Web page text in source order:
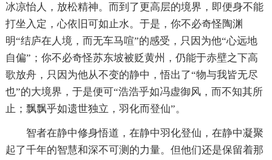
冰凉怡人，放松精神。而到了更高层的境界，即便身不能
打坐入定，心依旧可如止水。于是，你不必奇怪陶渊
明“结庐在人境，而无车马喧”的感受，只因为他“心远地
自偏”；你不必奇怪苏东坡被贬黄州，仍能于赤壁之下高
歌放舟，只因为他从不变的静中，悟出了“物与我皆无尽
也”的大境界，于是便可“浩浩乎如冯虚御风，而不知其所
止；飘飘乎如遗世独立，羽化而登仙”。
智者在静中修身悟道，在静中羽化登仙，在静中凝聚
起了千年的智慧和深不可测的力量。但他们还是保留着那